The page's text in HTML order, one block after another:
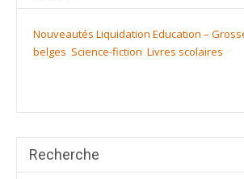
Nouveautés Liquidation Education –
belges Science-fiction Livres scolaires
Recherche